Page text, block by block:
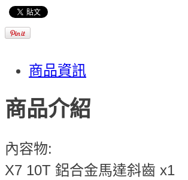
商品資訊
商品介紹
內容物:
X7 10T 鋁合金馬達斜齒 x1